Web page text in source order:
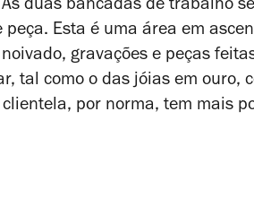
duas bancadas de trabalho
Esta é uma área em
gravações e peças
tal como o das jóias em ouro,
por norma, tem mais